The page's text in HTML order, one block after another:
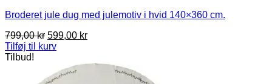
Broderet jule dug med julemotiv i hvid 140×360 cm.
799,00kr Den
oprindelige
var:
799,00 kr.
599,00 krDen
er:
599,00 kr.
Tilføj til kurv
Tilbud!